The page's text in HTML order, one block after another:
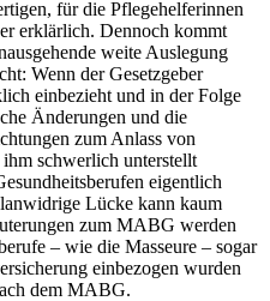
für die Pflegehelferinnen
erklärlich. Dennoch kommt
weite Auslegung
Wenn der Gesetzgeber
einbezieht und in der Folge
Änderungen und die
zum Anlass von
schwerlich unterstellt
eigentlich
Lücke kann kaum
zum MABG werden
– wie die Masseure – sogar
einbezogen wurden
dem MABG.